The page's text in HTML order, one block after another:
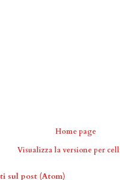
Home page
Visualizza la versione per
sul post (Atom)